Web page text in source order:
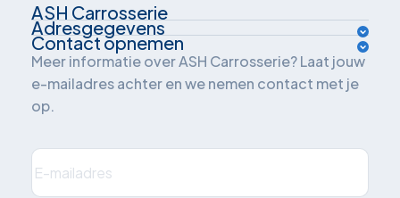
ASH Carrosserie
Over ons
Inrichtingsadvies
Oplossingen
Branches
Projecten
Adresgegevens
Van der Waalsweg 1
3241 ME Middelharnis
Contact opnemen
Meer informatie over ASH Carrosserie? Laat jouw
e-mailadres achter en we nemen contact met je
op.
E-
mailadres(Vereist)